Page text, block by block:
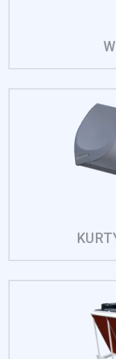
poszczególnych
Nieklasyfikowane pliki
klasyfikowania, wraz